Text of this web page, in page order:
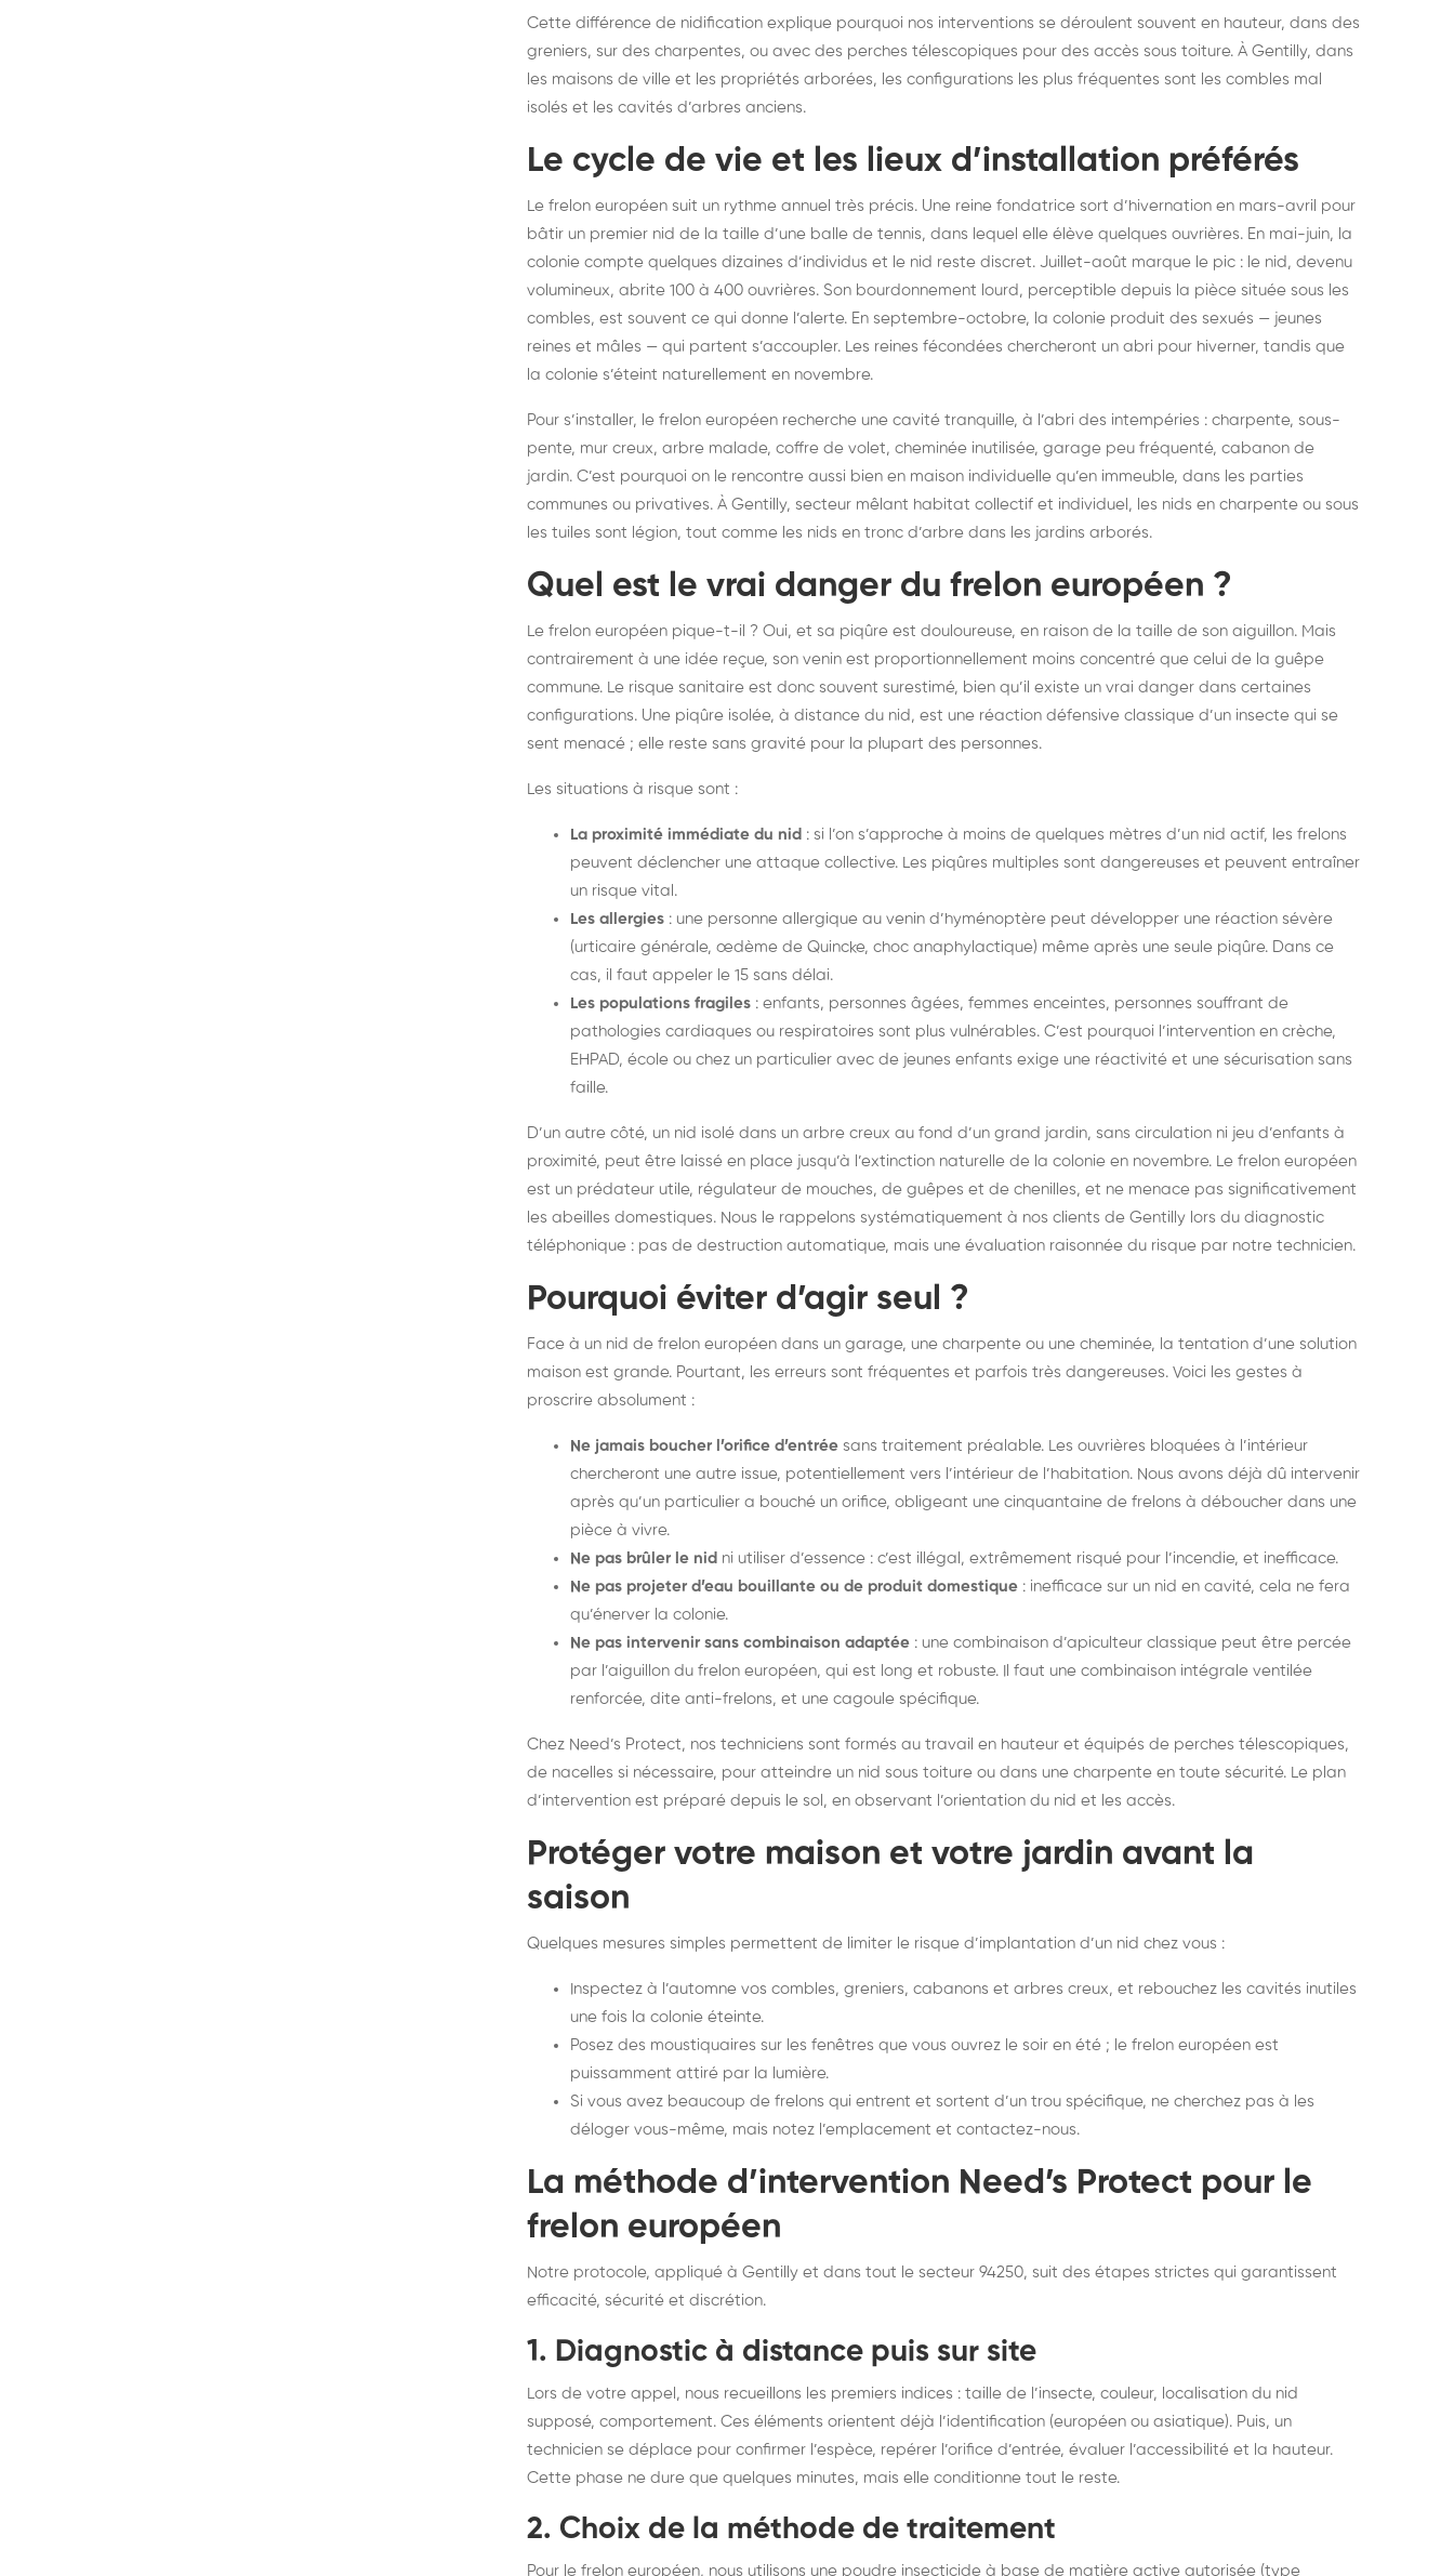
Cette différence de nidification explique pourquoi nos interventions se déroulent souvent en hauteur, dans des
greniers, sur des charpentes, ou avec des perches télescopiques pour des accès sous toiture. À Gentilly, dans
les maisons de ville et les propriétés arborées, les configurations les plus fréquentes sont les combles mal
isolés et les cavités d’arbres anciens.
Le cycle de vie et les lieux d’installation préférés
Le frelon européen suit un rythme annuel très précis. Une reine fondatrice sort d’hivernation en mars-avril pour
bâtir un premier nid de la taille d’une balle de tennis, dans lequel elle élève quelques ouvrières. En mai-juin, la
colonie compte quelques dizaines d’individus et le nid reste discret. Juillet-août marque le pic : le nid, devenu
volumineux, abrite 100 à 400 ouvrières. Son bourdonnement lourd, perceptible depuis la pièce située sous les
combles, est souvent ce qui donne l’alerte. En septembre-octobre, la colonie produit des sexués — jeunes
reines et mâles — qui partent s’accoupler. Les reines fécondées chercheront un abri pour hiverner, tandis que
la colonie s’éteint naturellement en novembre.
Pour s’installer, le frelon européen recherche une cavité tranquille, à l’abri des intempéries : charpente, sous-
pente, mur creux, arbre malade, coffre de volet, cheminée inutilisée, garage peu fréquenté, cabanon de
jardin. C’est pourquoi on le rencontre aussi bien en maison individuelle qu’en immeuble, dans les parties
communes ou privatives. À Gentilly, secteur mêlant habitat collectif et individuel, les nids en charpente ou sous
les tuiles sont légion, tout comme les nids en tronc d’arbre dans les jardins arborés.
Quel est le vrai danger du frelon européen ?
Le frelon européen pique-t-il ? Oui, et sa piqûre est douloureuse, en raison de la taille de son aiguillon. Mais
contrairement à une idée reçue, son venin est proportionnellement moins concentré que celui de la guêpe
commune. Le risque sanitaire est donc souvent surestimé, bien qu’il existe un vrai danger dans certaines
configurations. Une piqûre isolée, à distance du nid, est une réaction défensive classique d’un insecte qui se
sent menacé ; elle reste sans gravité pour la plupart des personnes.
Les situations à risque sont :
La proximité immédiate du nid : si l’on s’approche à moins de quelques mètres d’un nid actif, les frelons
peuvent déclencher une attaque collective. Les piqûres multiples sont dangereuses et peuvent entraîner
un risque vital.
Les allergies : une personne allergique au venin d’hyménoptère peut développer une réaction sévère
(urticaire générale, œdème de Quincke, choc anaphylactique) même après une seule piqûre. Dans ce
cas, il faut appeler le 15 sans délai.
Les populations fragiles : enfants, personnes âgées, femmes enceintes, personnes souffrant de
pathologies cardiaques ou respiratoires sont plus vulnérables. C’est pourquoi l’intervention en crèche,
EHPAD, école ou chez un particulier avec de jeunes enfants exige une réactivité et une sécurisation sans
faille.
D’un autre côté, un nid isolé dans un arbre creux au fond d’un grand jardin, sans circulation ni jeu d’enfants à
proximité, peut être laissé en place jusqu’à l’extinction naturelle de la colonie en novembre. Le frelon européen
est un prédateur utile, régulateur de mouches, de guêpes et de chenilles, et ne menace pas significativement
les abeilles domestiques. Nous le rappelons systématiquement à nos clients de Gentilly lors du diagnostic
téléphonique : pas de destruction automatique, mais une évaluation raisonnée du risque par notre technicien.
Pourquoi éviter d’agir seul ?
Face à un nid de frelon européen dans un garage, une charpente ou une cheminée, la tentation d’une solution
maison est grande. Pourtant, les erreurs sont fréquentes et parfois très dangereuses. Voici les gestes à
proscrire absolument :
Ne jamais boucher l’orifice d’entrée sans traitement préalable. Les ouvrières bloquées à l’intérieur
chercheront une autre issue, potentiellement vers l’intérieur de l’habitation. Nous avons déjà dû intervenir
après qu’un particulier a bouché un orifice, obligeant une cinquantaine de frelons à déboucher dans une
pièce à vivre.
Ne pas brûler le nid ni utiliser d’essence : c’est illégal, extrêmement risqué pour l’incendie, et inefficace.
Ne pas projeter d’eau bouillante ou de produit domestique : inefficace sur un nid en cavité, cela ne fera
qu’énerver la colonie.
Ne pas intervenir sans combinaison adaptée : une combinaison d’apiculteur classique peut être percée
par l’aiguillon du frelon européen, qui est long et robuste. Il faut une combinaison intégrale ventilée
renforcée, dite anti-frelons, et une cagoule spécifique.
Chez Need’s Protect, nos techniciens sont formés au travail en hauteur et équipés de perches télescopiques,
de nacelles si nécessaire, pour atteindre un nid sous toiture ou dans une charpente en toute sécurité. Le plan
d’intervention est préparé depuis le sol, en observant l’orientation du nid et les accès.
Protéger votre maison et votre jardin avant la
saison
Quelques mesures simples permettent de limiter le risque d’implantation d’un nid chez vous :
Inspectez à l’automne vos combles, greniers, cabanons et arbres creux, et rebouchez les cavités inutiles
une fois la colonie éteinte.
Posez des moustiquaires sur les fenêtres que vous ouvrez le soir en été ; le frelon européen est
puissamment attiré par la lumière.
Si vous avez beaucoup de frelons qui entrent et sortent d’un trou spécifique, ne cherchez pas à les
déloger vous-même, mais notez l’emplacement et contactez-nous.
La méthode d’intervention Need’s Protect pour le
frelon européen
Notre protocole, appliqué à Gentilly et dans tout le secteur 94250, suit des étapes strictes qui garantissent
efficacité, sécurité et discrétion.
1. Diagnostic à distance puis sur site
Lors de votre appel, nous recueillons les premiers indices : taille de l’insecte, couleur, localisation du nid
supposé, comportement. Ces éléments orientent déjà l’identification (européen ou asiatique). Puis, un
technicien se déplace pour confirmer l’espèce, repérer l’orifice d’entrée, évaluer l’accessibilité et la hauteur.
Cette phase ne dure que quelques minutes, mais elle conditionne tout le reste.
2. Choix de la méthode de traitement
Pour le frelon européen, nous utilisons une poudre insecticide à base de matière active autorisée (type